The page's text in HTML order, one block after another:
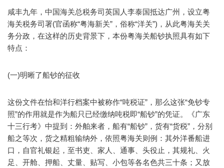
咸丰九年，中国海关总税务司英国人李泰国抵达广州，设立粤
海关税务司署(官函称“粤海新关”，俗称“洋关”)，从此粤海关关
务分政，在这样的历史背景下，本份粤海关船钞执照具有如下
特点：
(一)明晰了船钞的征收
这份文件在怡和洋行档案中被称作“吨税证”，那么这张“免钞专
照”的作用就是作为船只已经缴纳吨税即“船钞”的凭证。《广东
十三行考》中提到：外舶来者，船有“船钞”，货有“货税”，分别
船之等次，货之精粗输纳外，依照粤海关则例：其外洋番船进
口，自官礼银起，至书吏、家人、通事、头役止，其规礼、火
足、开舱、押船、丈量、贴写、小包等各名色共三十条；又放